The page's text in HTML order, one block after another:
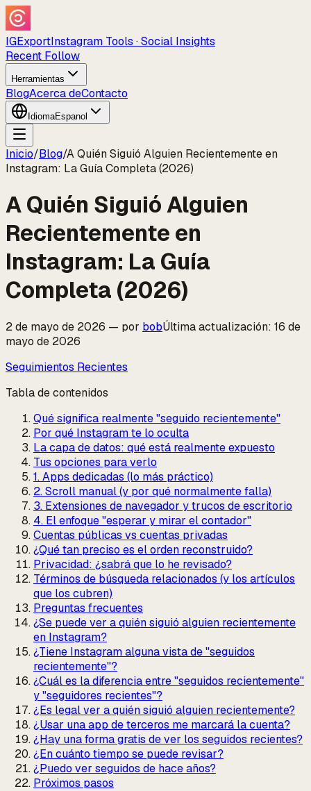
IGExportInstagram Tools · Social Insights
Recent Follow
Herramientas
BlogAcerca deContacto
IdiomaEspanol
Inicio/Blog/A Quién Siguió Alguien Recientemente en
Instagram: La Guía Completa (2026)
A Quién Siguió Alguien
Recientemente en
Instagram: La Guía
Completa (2026)
2 de mayo de 2026 — por bobÚltima actualización: 16 de
mayo de 2026
Seguimientos Recientes
Tabla de contenidos
Qué significa realmente "seguido recientemente"
Por qué Instagram te lo oculta
La capa de datos: qué está realmente expuesto
Tus opciones para verlo
1. Apps dedicadas (lo más práctico)
2. Scroll manual (y por qué normalmente falla)
3. Extensiones de navegador y trucos de escritorio
4. El enfoque "esperar y mirar el contador"
Cuentas públicas vs cuentas privadas
¿Qué tan preciso es el orden reconstruido?
Privacidad: ¿sabrá que lo he revisado?
Términos de búsqueda relacionados (y los artículos
que los cubren)
Preguntas frecuentes
¿Se puede ver a quién siguió alguien recientemente
en Instagram?
¿Tiene Instagram alguna vista de "seguidos
recientemente"?
¿Cuál es la diferencia entre "seguidos recientemente"
y "seguidores recientes"?
¿Es legal ver a quién siguió alguien recientemente?
¿Usar una app de terceros me marcará la cuenta?
¿Hay una forma gratis de ver los seguidos recientes?
¿En cuánto tiempo se puede revisar?
¿Puedo ver seguidos de hace años?
Próximos pasos